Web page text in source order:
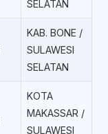
SELATAN
KAB. BONE /
SULAWESI
SELATAN
KOTA
MAKASSAR /
SULAWESI